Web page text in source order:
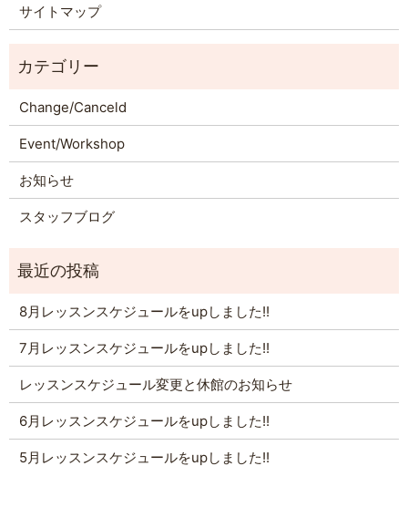
サイトマップ
Change/Canceld
Event/Workshop
お知らせ
スタッフブログ
8月レッスンスケジュールをupしました!!
7月レッスンスケジュールをupしました!!
レッスンスケジュール変更と休館のお知らせ
6月レッスンスケジュールをupしました!!
5月レッスンスケジュールをupしました!!